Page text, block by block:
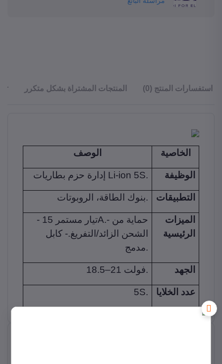
استفسارات المنتج (0) المنتجات المشتراة بشكل متكرر
الخاصية الوصف
الوظيفة إدارة حزم بطاريات Li-ion 5S.
التطبيقات بنوك الطاقة، الروبوتات.
الميزات
الرئيسية
- تيار مستمر 15A.- حماية من
الشحن الزائد/التفريغ.- كابل
مدمج.
الجهد 18.5–21 فولت.
عدد الخلايا 5S.